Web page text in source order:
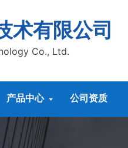
术有限公司
Co., Ltd.
产品中心  公司资质